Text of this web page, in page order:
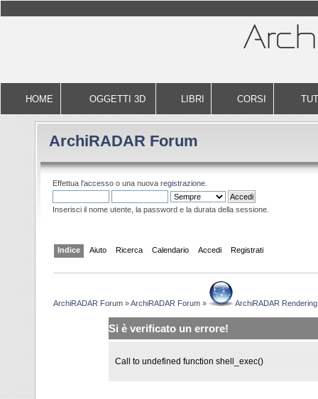
HOME OGGETTI 3D LIBRI CORSI
ArchiRADAR Forum
Effettua l'accesso o una nuova registrazione.
Inserisci il nome utente, la password e la durata della sessione.
Indice Aiuto Ricerca Calendario Accedi Registrati
ArchiRADAR Forum »ArchiRADAR Forum » ArchiRADAR
Si è verificato un errore!
Call to undefined function shell_exec()